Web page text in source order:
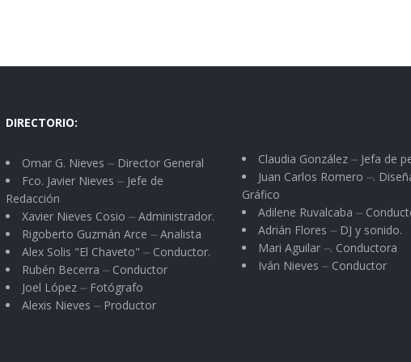
DIRECTORIO:
Omar G. Nieves ⏤ Director General
Fco. Javier Nieves ⏤ Jefe de
Redacción
Xavier Nieves Cosio ⏤ Administrador.
Rigoberto Guzmán Arce ⏤ Analista
Alex Solis "El Chaveto" ⏤ Conductor.
Rubén Becerra ⏤ Conductor
Joel López ⏤ Fotógrafo
Alexis Nieves ⏤ Productor
Claudia González ⏤ Jefa de
Juan Carlos Romero ⏤.
Gráfico
Adilene Ruvalcaba ⏤
Adrián Flores ⏤ DJ y sonido.
Mari Aguilar ⏤. Conductora
Iván Nieves ⏤ Conductor